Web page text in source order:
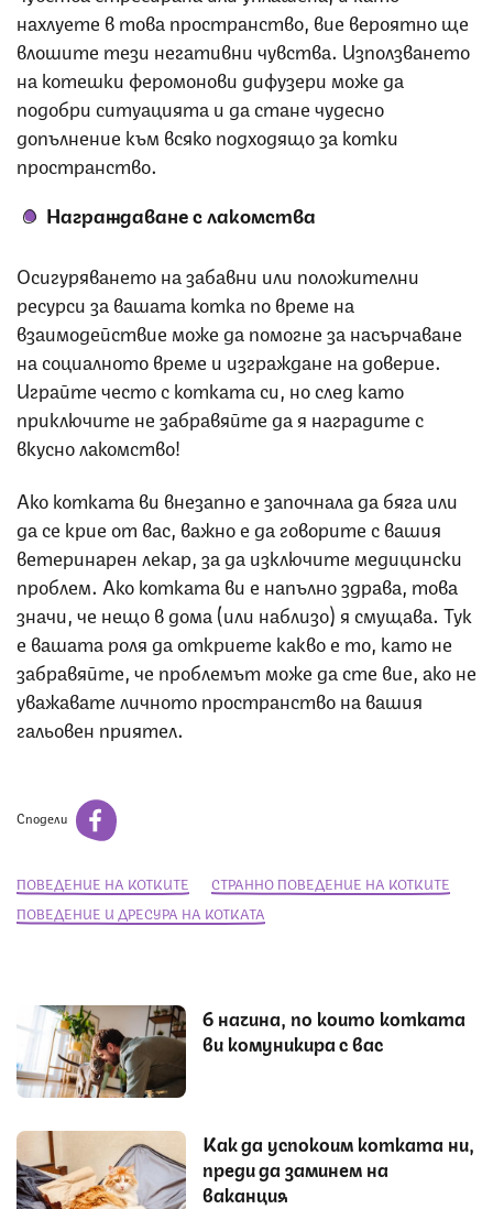
нахлуете в това пространство, вие вероятно ще
влошите тези негативни чувства. Използването
на котешки феромонови дифузери може да
подобри ситуацията и да стане чудесно
допълнение към всяко подходящо за котки
пространство.
Награждаване с лакомства
Осигуряването на забавни или положителни
ресурси за вашата котка по време на
взаимодействие може да помогне за насърчаване
на социалното време и изграждане на доверие.
Играйте често с котката си, но след като
приключите не забравяйте да я наградите с
вкусно лакомство!
Ако котката ви внезапно е започнала да бяга или
да се крие от вас, важно е да говорите с вашия
ветеринарен лекар, за да изключите медицински
проблем. Ако котката ви е напълно здрава, това
значи, че нещо в дома (или наблизо) я смущава. Тук
е вашата роля да откриете какво е то, като не
забравяйте, че проблемът може да сте вие, ако не
уважавате личното пространство на вашия
гальовен приятел.
Сподели
ПОВЕДЕНИЕ НА КОТКИТЕ
СТРАННО ПОВЕДЕНИЕ НА КОТКИТЕ
ПОВЕДЕНИЕ И ДРЕСУРА НА КОТКАТА
6 начина, по които котката
ви комуникира с вас
Как да успокоим котката ни,
преди да заминем на
ваканция